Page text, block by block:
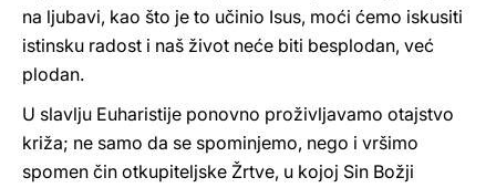
na ljubavi, kao što je to učinio Isus, moći ćemo iskusiti
istinsku radost i naš život neće biti besplodan, već
plodan.
U slavlju Euharistije ponovno proživljavamo otajstvo
križa; ne samo da se spominjemo, nego i vršimo
spomen čin otkupiteljske Žrtve, u kojoj Sin Božji